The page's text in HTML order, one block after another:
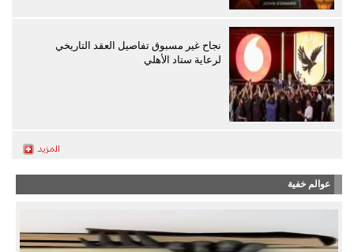
نجاح غير مسبوق تفاصيل العقد التاريخي
لرعاية ستاد الأهلي
عوالم خفية